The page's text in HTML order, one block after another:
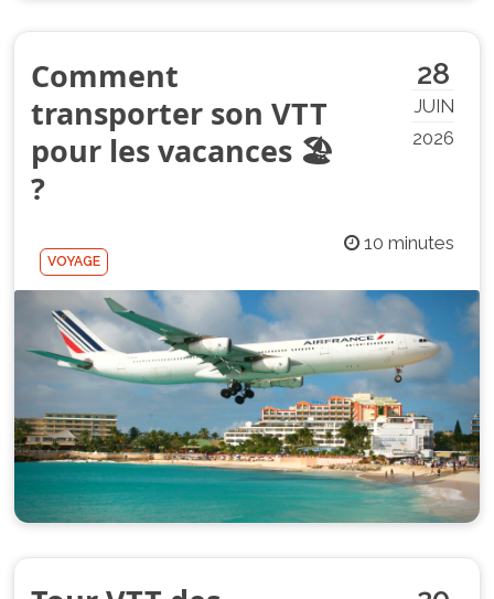
28
JUIN
2026
Comment
transporter son VTT
pour les vacances 🏖️
?
10 minutes
VOYAGE